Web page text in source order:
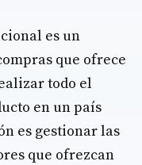
es un
que ofrece
todo el
en un país
es gestionar las
que ofrezcan